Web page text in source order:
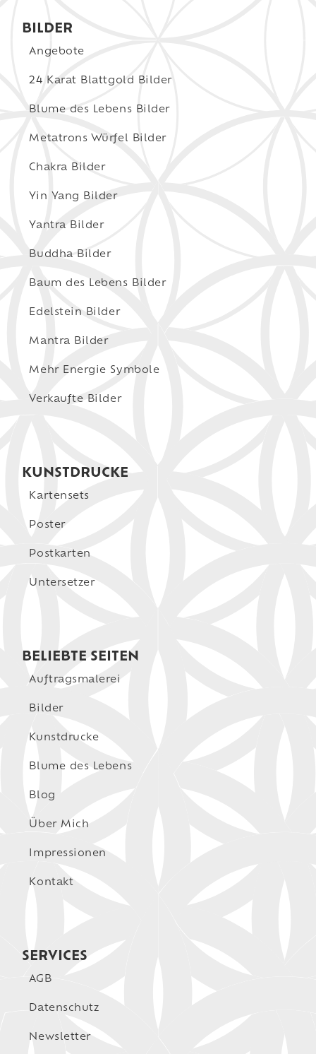
BILDER
Angebote
24 Karat Blattgold Bilder
Blume des Lebens Bilder
Metatrons Würfel Bilder
Chakra Bilder
Yin Yang Bilder
Yantra Bilder
Buddha Bilder
Baum des Lebens Bilder
Edelstein Bilder
Mantra Bilder
Mehr Energie Symbole
Verkaufte Bilder
KUNSTDRUCKE
Kartensets
Poster
Postkarten
Untersetzer
BELIEBTE SEITEN
Auftragsmalerei
Bilder
Kunstdrucke
Blume des Lebens
Blog
Über Mich
Impressionen
Kontakt
SERVICES
AGB
Datenschutz
Newsletter